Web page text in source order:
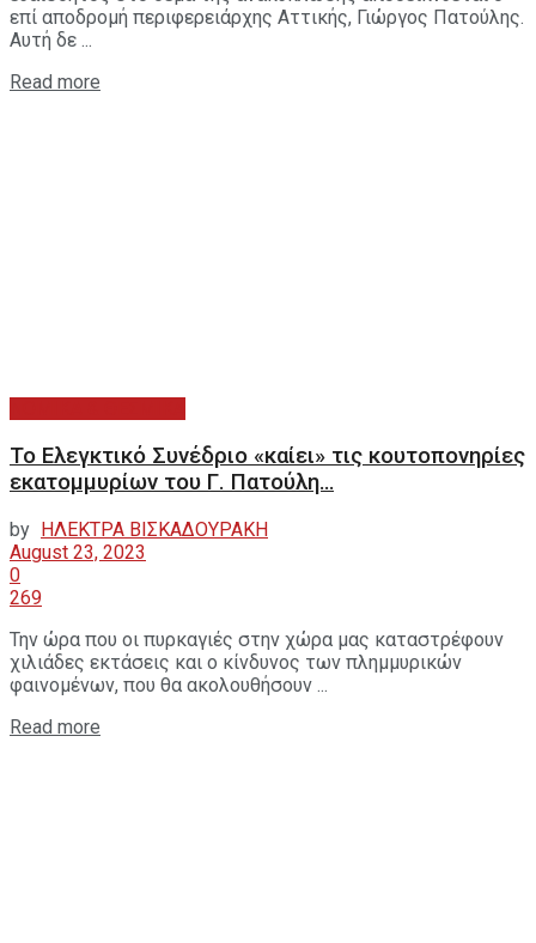
επί αποδρομή περιφερειάρχης Αττικής, Γιώργος Πατούλης.
Αυτή δε ...
Read more
Το Ελεγκτικό Συνέδριο «καίει» τις κουτοπονηρίες
εκατομμυρίων του Γ. Πατούλη…
by ΗΛΕΚΤΡΑ ΒΙΣΚΑΔΟΥΡΑΚΗ
August 23, 2023
0
269
Την ώρα που οι πυρκαγιές στην χώρα μας καταστρέφουν
χιλιάδες εκτάσεις και ο κίνδυνος των πλημμυρικών
φαινομένων, που θα ακολουθήσουν ...
Read more